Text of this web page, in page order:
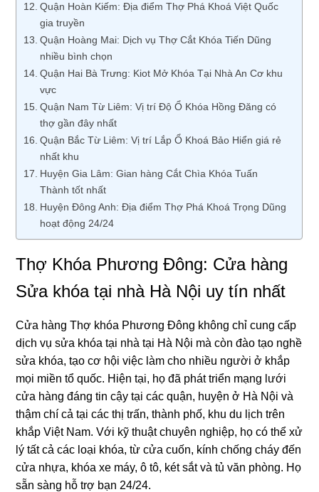
Quận Hoàn Kiếm: Địa điểm Thợ Phá Khoá Việt Quốc
gia truyền
Quận Hoàng Mai: Dịch vụ Thợ Cắt Khóa Tiến Dũng
nhiều bình chọn
Quận Hai Bà Trưng: Kiot Mở Khóa Tại Nhà An Cơ khu
vực
Quận Nam Từ Liêm: Vị trí Độ Ổ Khóa Hồng Ðăng có
thợ gần đây nhất
Quận Bắc Từ Liêm: Vị trí Lắp Ổ Khoá Bảo Hiển giá rẻ
nhất khu
Huyện Gia Lâm: Gian hàng Cắt Chìa Khóa Tuấn
Thành tốt nhất
Huyện Đông Anh: Địa điểm Thợ Phá Khoá Trọng Dũng
hoạt động 24/24
Thợ Khóa Phương Đông: Cửa hàng
Sửa khóa tại nhà Hà Nội uy tín nhất
Cửa hàng Thợ khóa Phương Đông không chỉ cung cấp
dịch vụ sửa khóa tại nhà tại Hà Nội mà còn đào tạo nghề
sửa khóa, tạo cơ hội việc làm cho nhiều người ở khắp
mọi miền tổ quốc. Hiện tại, họ đã phát triển mạng lưới
cửa hàng đáng tin cậy tại các quận, huyện ở Hà Nội và
thậm chí cả tại các thị trấn, thành phố, khu du lịch trên
khắp Việt Nam. Với kỹ thuật chuyên nghiệp, họ có thể xử
lý tất cả các loại khóa, từ cửa cuốn, kính chống cháy đến
cửa nhựa, khóa xe máy, ô tô, két sắt và tủ văn phòng. Họ
sẵn sàng hỗ trợ bạn 24/24.